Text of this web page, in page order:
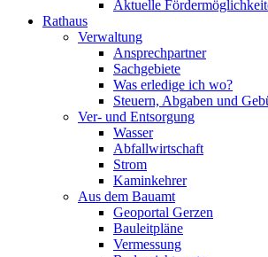
Aktuelle
Rathaus
Verwaltung
Ansprechpartner
Sachgebiete
Was erledige ich wo?
Steuern, Abgaben und
Ver- und Entsorgung
Wasser
Abfallwirtschaft
Strom
Kaminkehrer
Aus dem Bauamt
Geoportal Gerzen
Bauleitpläne
Vermessung